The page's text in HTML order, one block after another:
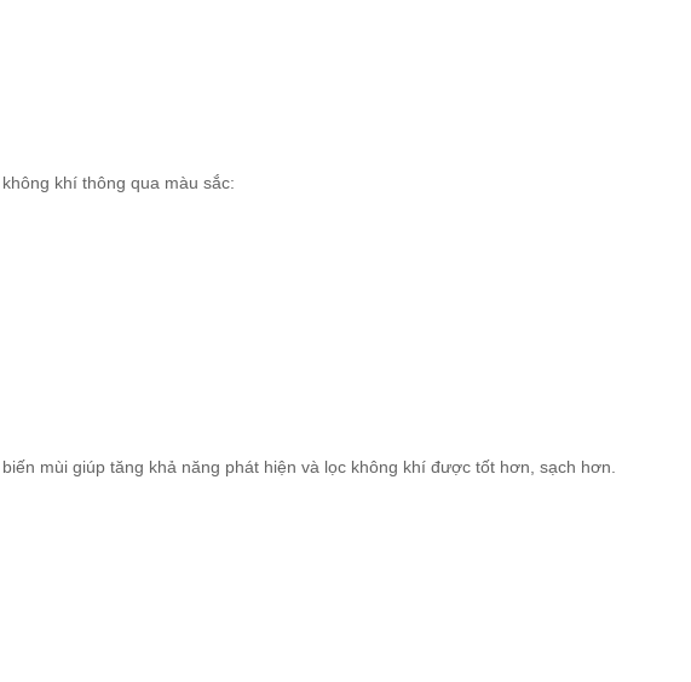
khí thông qua màu sắc:
mùi giúp tăng khả năng phát hiện và lọc không khí được tốt hơn, sạch hơn.